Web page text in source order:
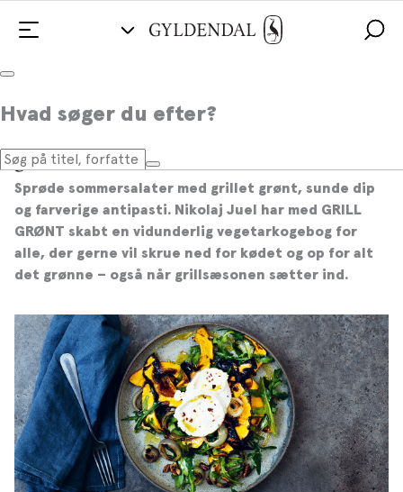
Hvad søger du efter?
Lær at lave lækker vegetarmad på
grillen
Sprøde sommersalater med grillet grønt, sunde dip
og farverige antipasti. Nikolaj Juel har med GRILL
GRØNT skabt en vidunderlig vegetarkogebog for
alle, der gerne vil skrue ned for kødet og op for alt
det grønne – også når grillsæsonen sætter ind.